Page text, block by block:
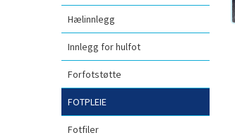
Hælinnlegg
Innlegg for hulfot
Forfotstøtte
FOTPLEIE
Fotfiler